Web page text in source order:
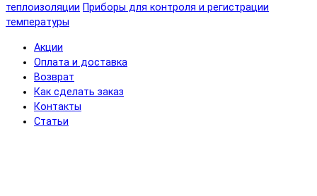
теплоизоляции Приборы для контроля и регистрации
температуры
Акции
Оплата и доставка
Возврат
Как сделать заказ
Контакты
Статьи